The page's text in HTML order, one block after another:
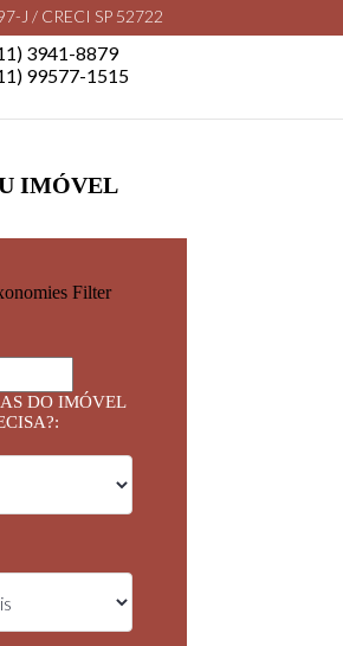
J / CRECI SP 52722
3941-8879
99577-1515
IMÓVEL
Filter
DO IMÓVEL